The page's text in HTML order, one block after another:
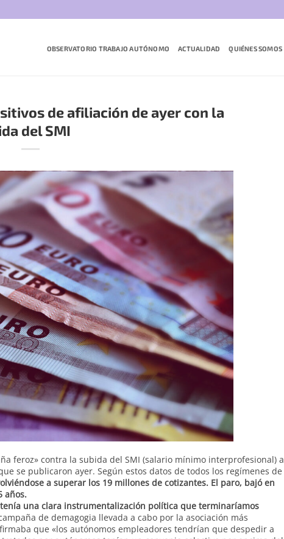
OBSERVATORIO TRABAJO AUTÓNOMO ACTUALIDAD QUIÉNES SOMOS
de afiliación de ayer con la
del SMI
feroz» contra la subida del SMI (salario mínimo interprofesional) a
se publicaron ayer. Según estos datos de todos los regímenes de
a superar los 19 millones de cotizantes. El paro, bajó en
años.
una clara instrumentalización política que terminaríamos
de demagogia llevada a cabo por la asociación más
que «los autónomos empleadores tendrían que despedir a